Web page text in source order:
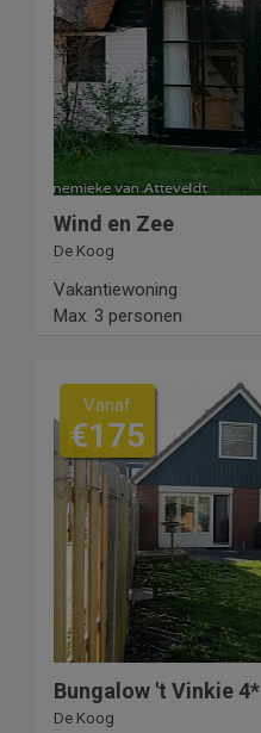
Wind en Zee
De Koog
Vakantiewoning
Max. 3 personen
Vanaf
€175
Bungalow 't Vinkie 4*
De Koog